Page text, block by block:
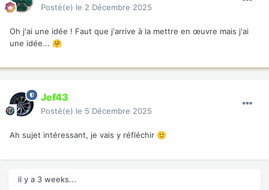
Posté(e) le 2 Décembre 2025
Oh j'ai une idée ! Faut que j'arrive à la mettre en œuvre mais j'ai
une idée... 🤗
Jef43
Posté(e) le 5 Décembre 2025
Ah sujet intéressant, je vais y réfléchir 🙂
il y a 3 weeks...